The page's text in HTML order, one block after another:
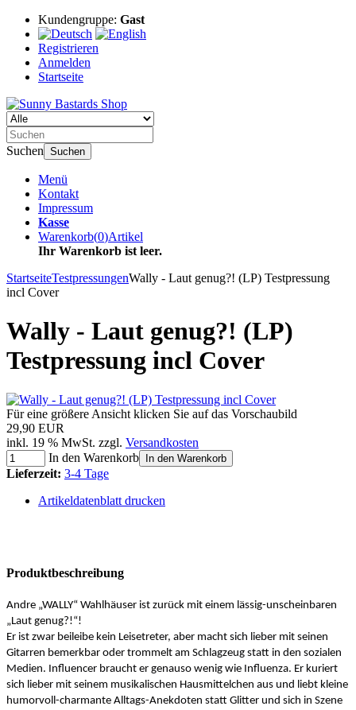
Kundengruppe: Gast
Registrieren
Anmelden
Startseite
Suchen Suchen
Menü
Kontakt
Impressum
Kasse
Warenkorb(0)Artikel
Ihr Warenkorb ist leer.
StartseiteTestpressungenWally - Laut genug?! (LP) Testpressung
incl Cover
Wally - Laut genug?! (LP)
Testpressung incl Cover
Für eine größere Ansicht klicken Sie auf das Vorschaubild
29,90 EUR
inkl. 19 % MwSt. zzgl. Versandkosten
In den Warenkorb
In den Warenkorb
Lieferzeit: 3-4 Tage
Artikeldatenblatt drucken
Produktbeschreibung
Andre „WALLY“ Wahlhäuser ist zurück mit einem lässig-unscheinbaren
„Laut genug?!“!
Er ist zwar beileibe kein Leisetreter, aber macht sich lieber mit seinen
Gitarren bemerkbar oder trommelt am Schlagzeug statt in den sozialen
Medien. Influencer braucht er genauso wenig wie Influenza. Er kuriert
sich lieber mit seinem musikalischen Hausmittelchen aus und liebt kleine
humorvoll-charmante Alltags-Anekdoten statt Glitter und sich in Szene